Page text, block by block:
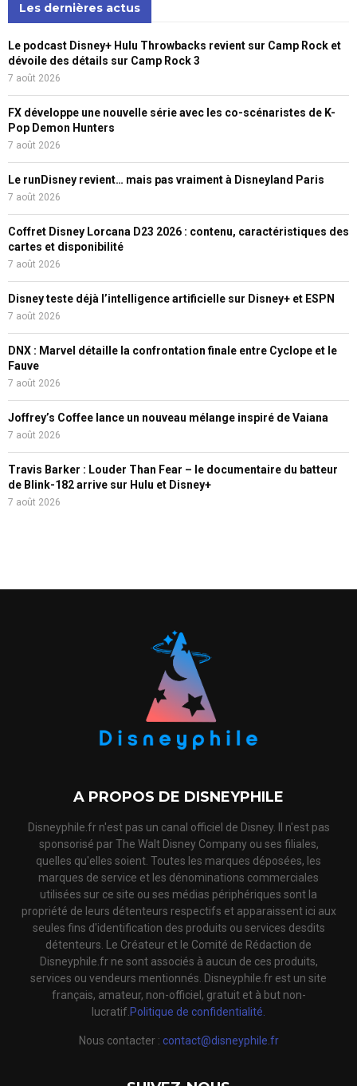
Les dernières actus
Le podcast Disney+ Hulu Throwbacks revient sur Camp Rock et
dévoile des détails sur Camp Rock 3
7 août 2026
FX développe une nouvelle série avec les co-scénaristes de K-
Pop Demon Hunters
7 août 2026
Le runDisney revient… mais pas vraiment à Disneyland Paris
7 août 2026
Coffret Disney Lorcana D23 2026 : contenu, caractéristiques des
cartes et disponibilité
7 août 2026
Disney teste déjà l’intelligence artificielle sur Disney+ et ESPN
7 août 2026
DNX : Marvel détaille la confrontation finale entre Cyclope et le
Fauve
7 août 2026
Joffrey’s Coffee lance un nouveau mélange inspiré de Vaiana
7 août 2026
Travis Barker : Louder Than Fear – le documentaire du batteur
de Blink-182 arrive sur Hulu et Disney+
7 août 2026
A PROPOS DE DISNEYPHILE
Disneyphile.fr n'est pas un canal officiel de Disney. Il n'est pas
sponsorisé par The Walt Disney Company ou ses filiales,
quelles qu'elles soient. Toutes les marques déposées, les
marques de service et les dénominations commerciales
utilisées sur ce site ou ses médias périphériques sont la
propriété de leurs détenteurs respectifs et apparaissent ici aux
seules fins d'identification des produits ou services desdits
détenteurs. Le Créateur et le Comité de Rédaction de
Disneyphile.fr ne sont associés à aucun de ces produits,
services ou vendeurs mentionnés. Disneyphile.fr est un site
français, amateur, non-officiel, gratuit et à but non-
lucratif. Politique de confidentialité.
Nous contacter : contact@disneyphile.fr